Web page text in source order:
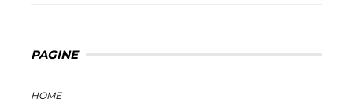
PAGINE
HOME